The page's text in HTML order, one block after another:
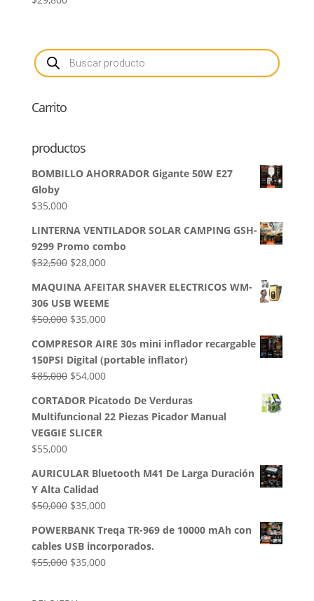
Búsqueda
de
productos
Carrito
productos
BOMBILLO AHORRADOR Gigante 50W E27
Globy
$35,000
LINTERNA VENTILADOR SOLAR CAMPING GSH-
9299 Promo combo
$32,500 El
original
era:
$32,500.
$28,000El
actual
es:
$28,000.
MAQUINA AFEITAR SHAVER ELECTRICOS WM-
306 USB WEEME
$50,000 El
original
era:
$50,000.
$35,000El
actual
es:
$35,000.
COMPRESOR AIRE 30s mini inflador recargable
150PSI Digital (portable inflator)
$85,000 El
original
era:
$85,000.
$54,000El
actual
es:
CORTADOR Picatodo De Verduras
Multifuncional 22 Piezas Picador Manual
VEGGIE SLICER
$55,000
AURICULAR Bluetooth M41 De Larga Duración
Y Alta Calidad
$50,000 El
original
era:
$50,000.
$35,000El
actual
es:
$35,000.
POWERBANK Treqa TR-969 de 10000 mAh con
cables USB incorporados.
$55,000 El
$35,000El